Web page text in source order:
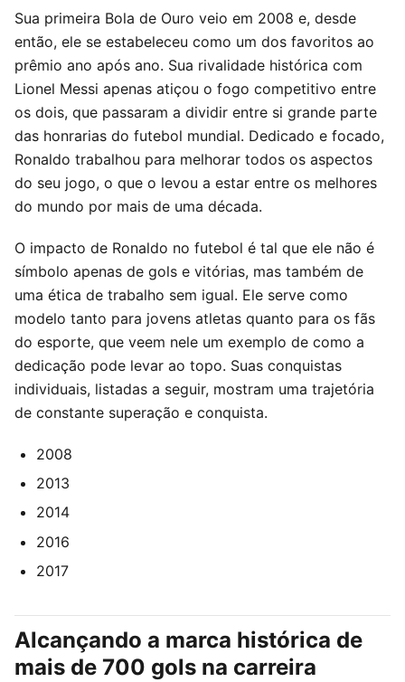
Sua primeira Bola de Ouro veio em 2008 e, desde
então, ele se estabeleceu como um dos favoritos ao
prêmio ano após ano. Sua rivalidade histórica com
Lionel Messi apenas atiçou o fogo competitivo entre
os dois, que passaram a dividir entre si grande parte
das honrarias do futebol mundial. Dedicado e focado,
Ronaldo trabalhou para melhorar todos os aspectos
do seu jogo, o que o levou a estar entre os melhores
do mundo por mais de uma década.
O impacto de Ronaldo no futebol é tal que ele não é
símbolo apenas de gols e vitórias, mas também de
uma ética de trabalho sem igual. Ele serve como
modelo tanto para jovens atletas quanto para os fãs
do esporte, que veem nele um exemplo de como a
dedicação pode levar ao topo. Suas conquistas
individuais, listadas a seguir, mostram uma trajetória
de constante superação e conquista.
2008
2013
2014
2016
2017
Alcançando a marca histórica de
mais de 700 gols na carreira